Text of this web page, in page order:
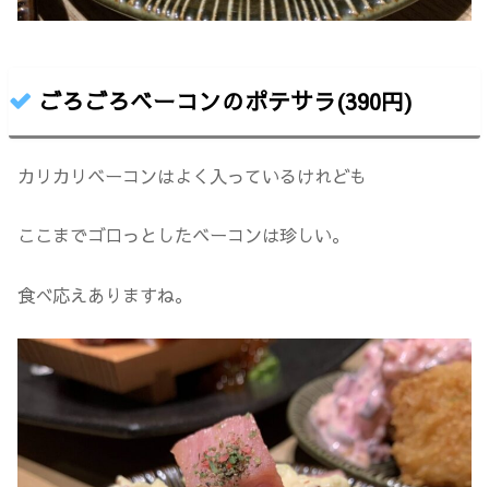
ごろごろベーコンのポテサラ(390円)
カリカリベーコンはよく入っているけれども
ここまでゴロっとしたベーコンは珍しい。
食べ応えありますね。